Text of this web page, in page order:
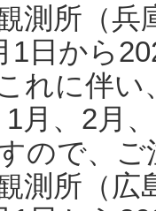
測所（
1日から
れに伴い
月、2月
ので、
測所（